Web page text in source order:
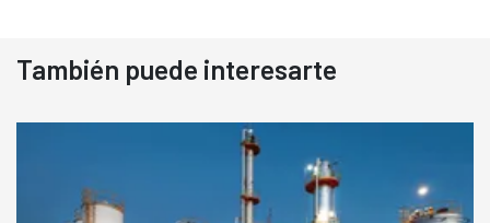
También puede interesarte